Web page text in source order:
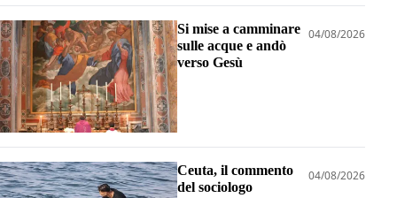
Si mise a camminare
sulle acque e andò
verso Gesù
04/08/2026
Ceuta, il commento
del sociologo
04/08/2026